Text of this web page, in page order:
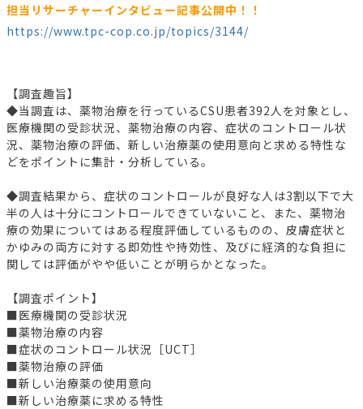
担当リサーチャーインタビュー記事公開中！！
https://www.tpc-cop.co.jp/topics/3144/
【調査趣旨】
◆当調査は、薬物治療を行っているCSU患者392人を対象とし、
医療機関の受診状況、薬物治療の内容、症状のコントロール状
況、薬物治療の評価、新しい治療薬の使用意向と求める特性な
どをポイントに集計・分析している。
◆調査結果から、症状のコントロールが良好な人は3割以下で大
半の人は十分にコントロールできていないこと、また、薬物治
療の効果についてはある程度評価しているものの、皮膚症状と
かゆみの両方に対する即効性や持効性、及びに経済的な負担に
関しては評価がやや低いことが明らかとなった。
【調査ポイント】
■医療機関の受診状況
■薬物治療の内容
■症状のコントロール状況［UCT］
■薬物治療の評価
■新しい治療薬の使用意向
■新しい治療薬に求める特性